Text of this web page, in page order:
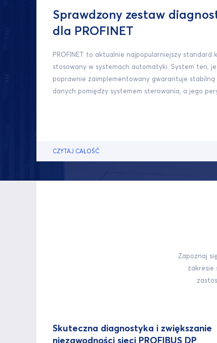
Sprawdzony zestaw
dla PROFINET
PROFINET to aktualnie najpopularniejszy standard
stosowany w systemach automatyki. System ten,
poprawnie zaimplementowany gwarantuje stabilną
danych pomiędzy systemem sterowania, a jego
CZYTAJ CAŁOŚĆ
Zapoznaj
zakresie
Skuteczna diagnostyka i zwiększanie
niezawodności sieci PROFIBUS DP